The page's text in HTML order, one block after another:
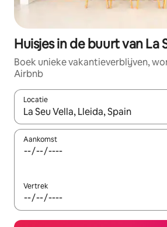
Huisjes in de buurt van La
Boek unieke vakantieverblijven,
Airbnb
Locatie
Wanneer er suggesties beschikbaar
Aankomst
Vertrek